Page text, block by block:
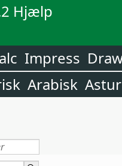
Hjælp
Impress
Arabisk